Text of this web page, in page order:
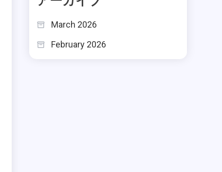
March 2026
February 2026